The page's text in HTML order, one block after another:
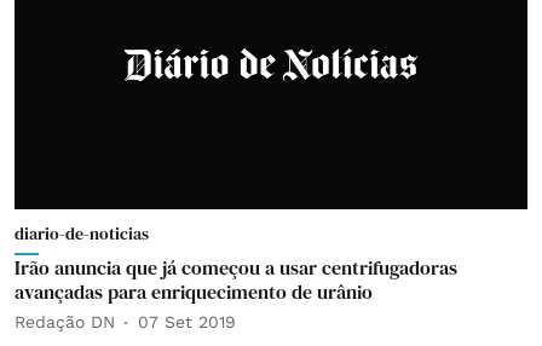
diario-de-noticias
Irão anuncia que já começou a usar centrifugadoras
avançadas para enriquecimento de urânio
Redação DN 07 Set 2019